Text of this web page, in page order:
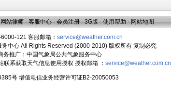
网站律师 - 客服中心 - 会员注册 - 3G版 - 使用帮助 - 网站地图
121 客服邮箱： service@weather.com.cn
中心 All Rights Reserved (2000-2010) 版权所有 复制必究
务推广：中国气象局公共气象服务中心
系获取天气信息使用授权 授权邮箱 ： service@weather.com.cn
号 增值电信业务经营许可证B2-20050053